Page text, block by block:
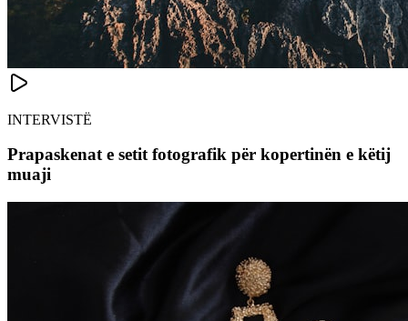
INTERVISTË
Prapaskenat e setit fotografik për kopertinën e këtij
muaji